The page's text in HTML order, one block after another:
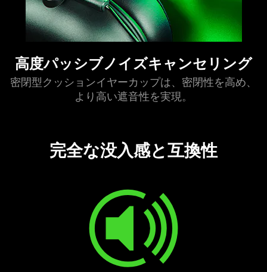
高度パッシブノイズキャンセリ ング
密閉型クッションイヤーカップは、密閉性を高め、
より高い遮音性を実現。
完全な没入感と互換性